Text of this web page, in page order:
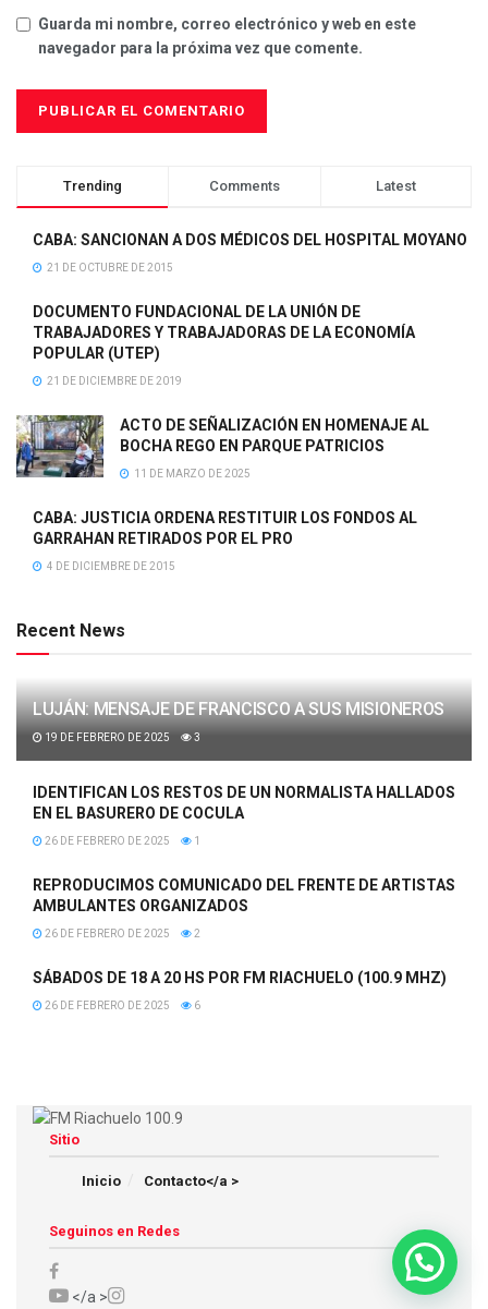
Guarda mi nombre, correo electrónico y web en este
navegador para la próxima vez que comente.
Trending Comments Latest
CABA: SANCIONAN A DOS MÉDICOS DEL HOSPITAL MOYANO
21 DE OCTUBRE DE 2015
DOCUMENTO FUNDACIONAL DE LA UNIÓN DE
TRABAJADORES Y TRABAJADORAS DE LA ECONOMÍA
POPULAR (UTEP)
21 DE DICIEMBRE DE 2019
ACTO DE SEÑALIZACIÓN EN HOMENAJE AL
BOCHA REGO EN PARQUE PATRICIOS
11 DE MARZO DE 2025
CABA: JUSTICIA ORDENA RESTITUIR LOS FONDOS AL
GARRAHAN RETIRADOS POR EL PRO
4 DE DICIEMBRE DE 2015
Recent News
LUJÁN: MENSAJE DE FRANCISCO A SUS MISIONEROS
19 DE FEBRERO DE 2025 3
IDENTIFICAN LOS RESTOS DE UN NORMALISTA HALLADOS
EN EL BASURERO DE COCULA
26 DE FEBRERO DE 2025 1
REPRODUCIMOS COMUNICADO DEL FRENTE DE ARTISTAS
AMBULANTES ORGANIZADOS
26 DE FEBRERO DE 2025 2
SÁBADOS DE 18 A 20 HS POR FM RIACHUELO (100.9 MHZ)
26 DE FEBRERO DE 2025 6
Sitio
Inicio Contacto</a >
Seguinos en Redes
</a >